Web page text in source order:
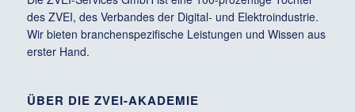
des ZVEI, des Verbandes der Digital- und Elektroindustrie.
Wir bieten branchenspezifische Leistungen und Wissen aus
erster Hand.
ÜBER DIE ZVEI-AKADEMIE